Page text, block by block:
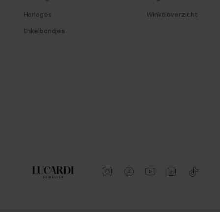
Horloges
Enkelbandjes
Winkeloverzicht